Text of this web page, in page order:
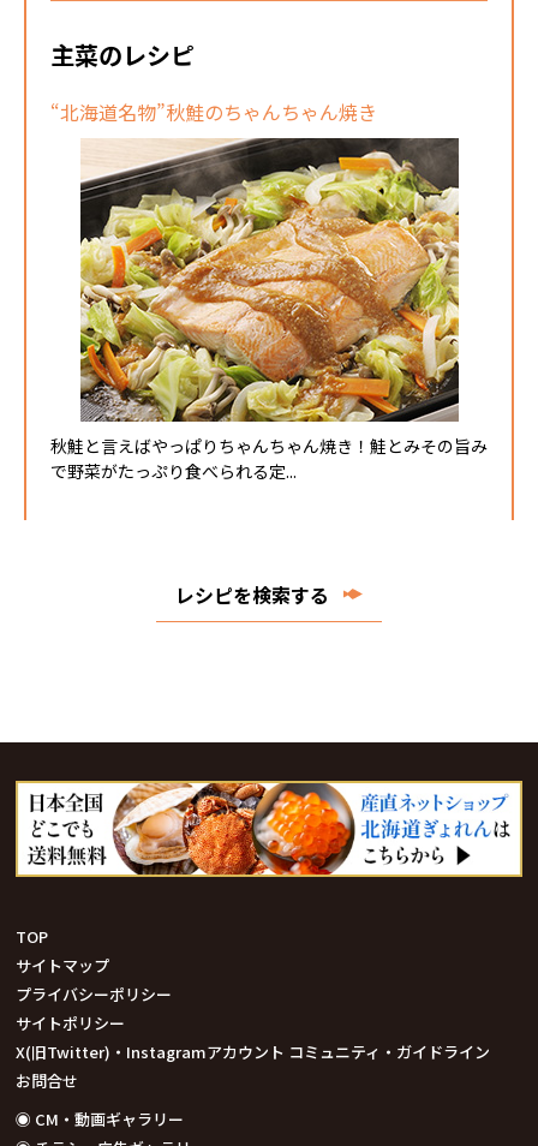
主菜のレシピ
“北海道名物”秋鮭のちゃんちゃん焼き
秋鮭と言えばやっぱりちゃんちゃん焼き！鮭とみその旨み
で野菜がたっぷり食べられる定...
レシピを検索する
TOP
サイトマップ
プライバシーポリシー
サイトポリシー
X(旧Twitter)・Instagramアカウント コミュニティ・ガイドライン
お問合せ
◉ CM・動画ギャラリー